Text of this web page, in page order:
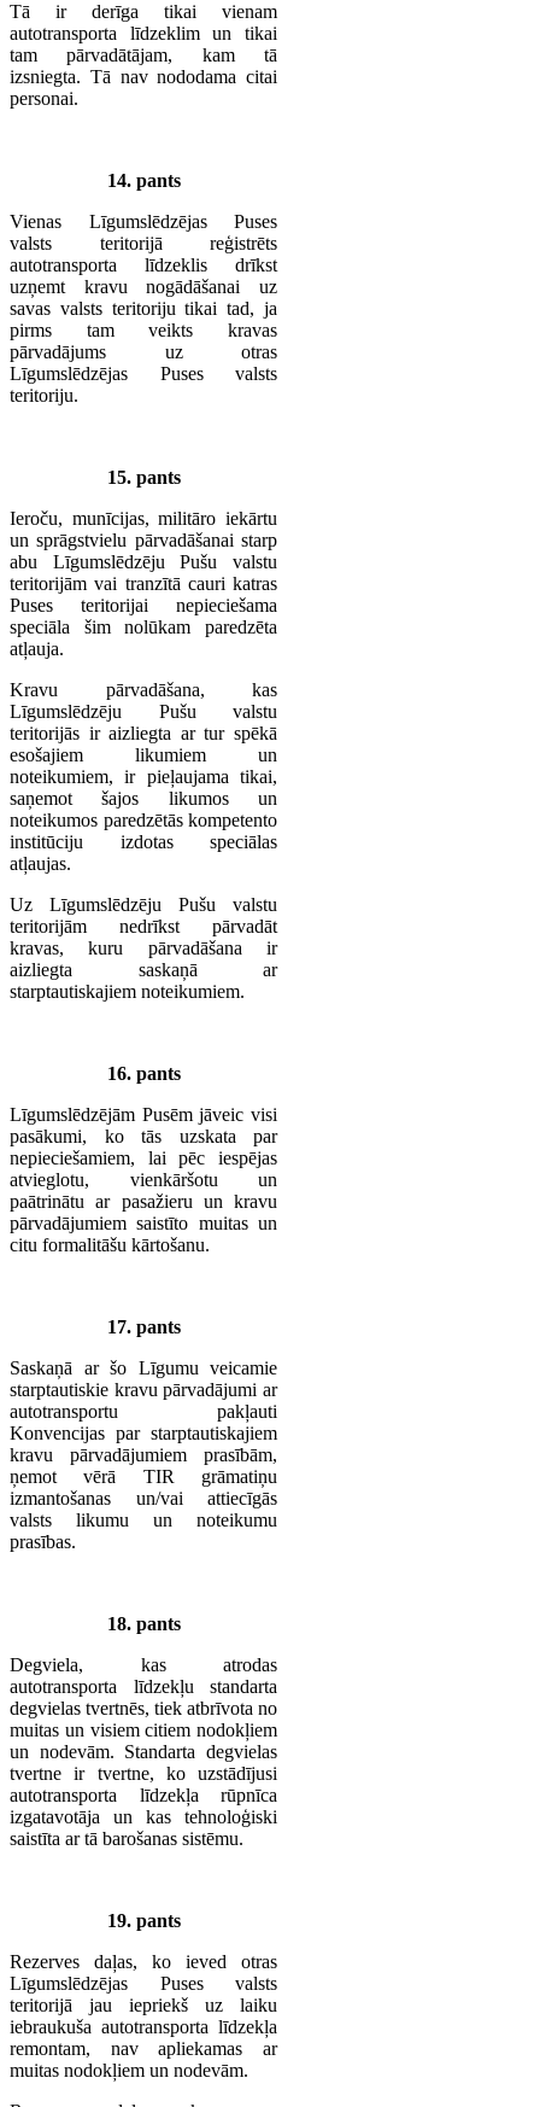
Tā ir derīga tikai vienam
autotransporta līdzeklim un tikai
tam pārvadātājam, kam tā
izsniegta. Tā nav nododama citai
personai.
14. pants
Vienas Līgumslēdzējas Puses
valsts teritorijā reģistrēts
autotransporta līdzeklis drīkst
uzņemt kravu nogādāšanai uz
savas valsts teritoriju tikai tad, ja
pirms tam veikts kravas
pārvadājums uz otras
Līgumslēdzējas Puses valsts
teritoriju.
15. pants
Ieroču, munīcijas, militāro iekārtu
un sprāgstvielu pārvadāšanai starp
abu Līgumslēdzēju Pušu valstu
teritorijām vai tranzītā cauri katras
Puses teritorijai nepieciešama
speciāla šim nolūkam paredzēta
atļauja.
Kravu pārvadāšana, kas
Līgumslēdzēju Pušu valstu
teritorijās ir aizliegta ar tur spēkā
esošajiem likumiem un
noteikumiem, ir pieļaujama tikai,
saņemot šajos likumos un
noteikumos paredzētās kompetento
institūciju izdotas speciālas
atļaujas.
Uz Līgumslēdzēju Pušu valstu
teritorijām nedrīkst pārvadāt
kravas, kuru pārvadāšana ir
aizliegta saskaņā ar
starptautiskajiem noteikumiem.
16. pants
Līgumslēdzējām Pusēm jāveic visi
pasākumi, ko tās uzskata par
nepieciešamiem, lai pēc iespējas
atvieglotu, vienkāršotu un
paātrinātu ar pasažieru un kravu
pārvadājumiem saistīto muitas un
citu formalitāšu kārtošanu.
17. pants
Saskaņā ar šo Līgumu veicamie
starptautiskie kravu pārvadājumi ar
autotransportu pakļauti
Konvencijas par starptautiskajiem
kravu pārvadājumiem prasībām,
ņemot vērā TIR grāmatiņu
izmantošanas un/vai attiecīgās
valsts likumu un noteikumu
prasības.
18. pants
Degviela, kas atrodas
autotransporta līdzekļu standarta
degvielas tvertnēs, tiek atbrīvota no
muitas un visiem citiem nodokļiem
un nodevām. Standarta degvielas
tvertne ir tvertne, ko uzstādījusi
autotransporta līdzekļa rūpnīca
izgatavotāja un kas tehnoloģiski
saistīta ar tā barošanas sistēmu.
19. pants
Rezerves daļas, ko ieved otras
Līgumslēdzējas Puses valsts
teritorijā jau iepriekš uz laiku
iebraukuša autotransporta līdzekļa
remontam, nav apliekamas ar
muitas nodokļiem un nodevām.